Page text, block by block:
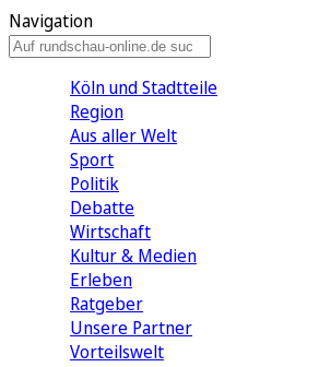
Navigation
Köln und Stadtteile
Region
Aus aller Welt
Sport
Politik
Debatte
Wirtschaft
Kultur & Medien
Erleben
Ratgeber
Unsere Partner
Vorteilswelt